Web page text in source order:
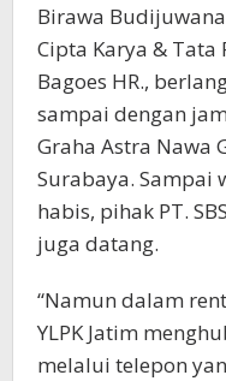
Birawa
Cipta Karya & Tata
Bagoes HR.,
sampai dengan
Graha Astra Nawa
Surabaya. Sampai
habis, pihak PT.
juga datang.
“Namun dalam
YLPK Jatim
melalui telepon